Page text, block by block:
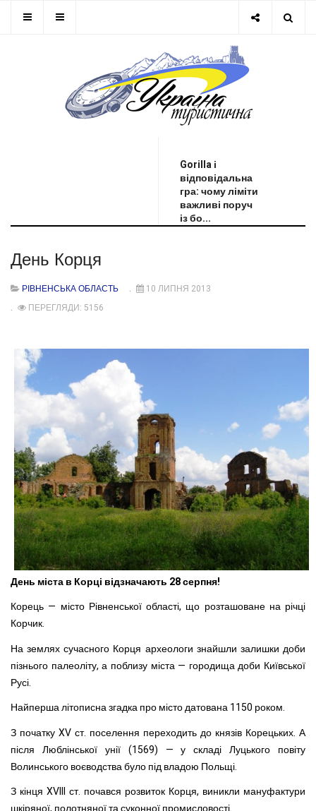
Gorilla і
відповідальна
гра: чому ліміти
важливі поруч
із бо...
День Корця
РІВНЕНСЬКА ОБЛАСТЬ
10 ЛИПНЯ 2013
ПЕРЕГЛЯДИ: 5156
День міста в Корці відзначають 28 серпня!
Корець — місто Рівненської області, що розташоване на річці
Корчик.
На землях сучасного Корця археологи знайшли залишки доби
пізнього палеоліту, а поблизу міста — городища доби Київської
Русі.
Найперша літописна згадка про місто датована 1150 роком.
З початку XV ст. поселення переходить до князів Корецьких. А
після Люблінської унії (1569) — у складі Луцького повіту
Волинського воєводства було під владою Польщі.
З кінця XVIII ст. почався розвиток Корця, виникли мануфактури